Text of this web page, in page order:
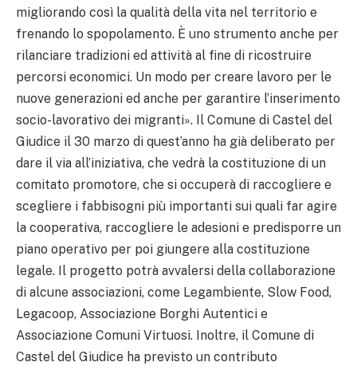
migliorando così la qualità della vita nel territorio e
frenando lo spopolamento. È uno strumento anche per
rilanciare tradizioni ed attività al fine di ricostruire
percorsi economici. Un modo per creare lavoro per le
nuove generazioni ed anche per garantire l’inserimento
socio-lavorativo dei migranti». Il Comune di Castel del
Giudice il 30 marzo di quest’anno ha già deliberato per
dare il via all’iniziativa, che vedrà la costituzione di un
comitato promotore, che si occuperà di raccogliere e
scegliere i fabbisogni più importanti sui quali far agire
la cooperativa, raccogliere le adesioni e predisporre un
piano operativo per poi giungere alla costituzione
legale. Il progetto potrà avvalersi della collaborazione
di alcune associazioni, come Legambiente, Slow Food,
Legacoop, Associazione Borghi Autentici e
Associazione Comuni Virtuosi. Inoltre, il Comune di
Castel del Giudice ha previsto un contributo